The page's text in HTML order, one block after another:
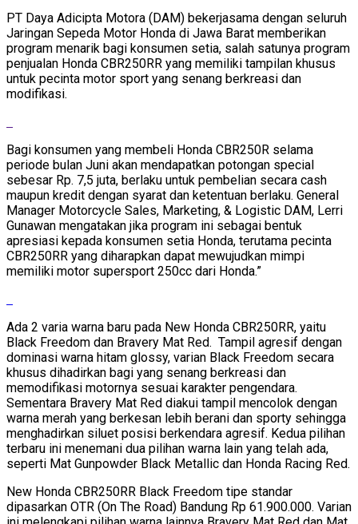
PT Daya Adicipta Motora (DAM) bekerjasama dengan seluruh
Jaringan Sepeda Motor Honda di Jawa Barat memberikan
program menarik bagi konsumen setia, salah satunya program
penjualan Honda CBR250RR yang memiliki tampilan khusus
untuk pecinta motor sport yang senang berkreasi dan
modifikasi.
Bagi konsumen yang membeli Honda CBR250R selama
periode bulan Juni akan mendapatkan potongan special
sebesar Rp. 7,5 juta, berlaku untuk pembelian secara cash
maupun kredit dengan syarat dan ketentuan berlaku. General
Manager Motorcycle Sales, Marketing, & Logistic DAM, Lerri
Gunawan mengatakan jika program ini sebagai bentuk
apresiasi kepada konsumen setia Honda, terutama pecinta
CBR250RR yang diharapkan dapat mewujudkan mimpi
memiliki motor supersport 250cc dari Honda.”
Ada 2 varia warna baru pada New Honda CBR250RR, yaitu
Black Freedom dan Bravery Mat Red. Tampil agresif dengan
dominasi warna hitam glossy, varian Black Freedom secara
khusus dihadirkan bagi yang senang berkreasi dan
memodifikasi motornya sesuai karakter pengendara.
Sementara Bravery Mat Red diakui tampil mencolok dengan
warna merah yang berkesan lebih berani dan sporty sehingga
menghadirkan siluet posisi berkendara agresif. Kedua pilihan
terbaru ini menemani dua pilihan warna lain yang telah ada,
seperti Mat Gunpowder Black Metallic dan Honda Racing Red.
New Honda CBR250RR Black Freedom tipe standar
dipasarkan OTR (On The Road) Bandung Rp 61.900.000. Varian